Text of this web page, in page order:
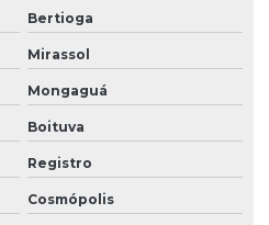
Bertioga
Mirassol
Mongaguá
Boituva
Registro
Cosmópolis